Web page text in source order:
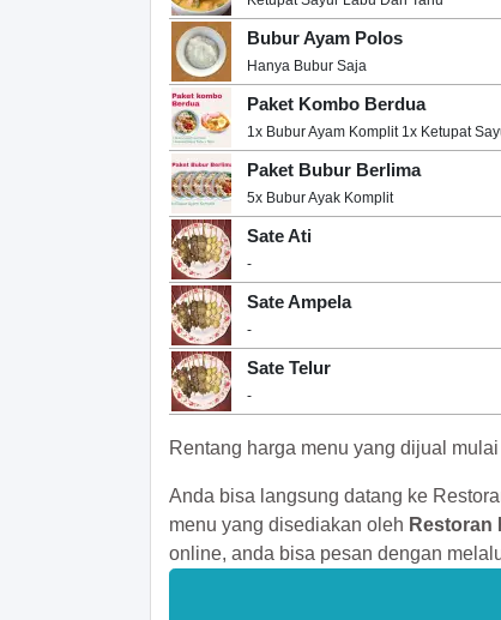
Bubur Ayam Polos
Hanya Bubur Saja
Paket Kombo Berdua
1x Bubur Ayam Komplit 1x Ketupat
Paket Bubur Berlima
5x Bubur Ayak Komplit
Sate Ati
-
Sate Ampela
-
Sate Telur
-
Rentang harga menu yang dijual
Anda bisa langsung datang ke
menu yang disediakan oleh Restoran
online, anda bisa pesan dengan